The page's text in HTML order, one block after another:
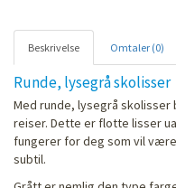
Beskrivelse Omtaler (0)
Runde, lysegrå skolisser
Med runde, lysegrå
reiser. Dette er flotte lisser
fungerer for deg som vil
subtil.